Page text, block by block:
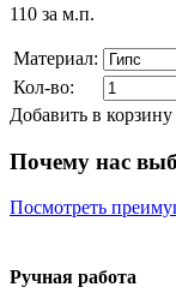
110 за м.п.
Материал:
Кол-во:
Добавить в корзину
Почему нас
Посмотреть
Ручная работа